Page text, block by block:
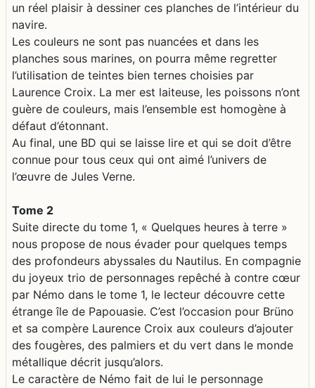
un réel plaisir à dessiner ces planches de l’intérieur du
navire.
Les couleurs ne sont pas nuancées et dans les
planches sous marines, on pourra même regretter
l’utilisation de teintes bien ternes choisies par
Laurence Croix. La mer est laiteuse, les poissons n’ont
guère de couleurs, mais l’ensemble est homogène à
défaut d’étonnant.
Au final, une BD qui se laisse lire et qui se doit d’être
connue pour tous ceux qui ont aimé l’univers de
l’œuvre de Jules Verne.
Tome 2
Suite directe du tome 1, « Quelques heures à terre »
nous propose de nous évader pour quelques temps
des profondeurs abyssales du Nautilus. En compagnie
du joyeux trio de personnages repêché à contre cœur
par Némo dans le tome 1, le lecteur découvre cette
étrange île de Papouasie. C’est l’occasion pour Brüno
et sa compère Laurence Croix aux couleurs d’ajouter
des fougères, des palmiers et du vert dans le monde
métallique décrit jusqu’alors.
Le caractère de Némo fait de lui le personnage